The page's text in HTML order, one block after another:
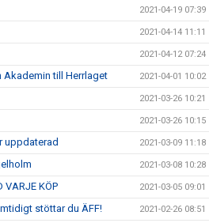
2021-04-19 07:39
2021-04-14 11:11
2021-04-12 07:24
Akademin till Herrlaget 2021-04-01 10:02
2021-03-26 10:21
2021-03-26 10:15
uppdaterad 2021-03-09 11:18
2021-03-08 10:28
VARJE KÖP 2021-03-05 09:01
stöttar du ÄFF! 2021-02-26 08:51